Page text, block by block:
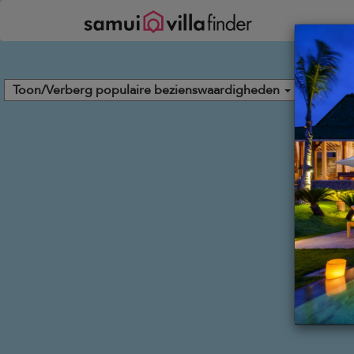
Toon/Verberg populaire bezienswaardigheden